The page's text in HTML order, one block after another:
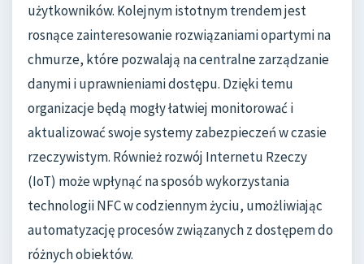
użytkowników. Kolejnym istotnym trendem jest
rosnące zainteresowanie rozwiązaniami opartymi na
chmurze, które pozwalają na centralne zarządzanie
danymi i uprawnieniami dostępu. Dzięki temu
organizacje będą mogły łatwiej monitorować i
aktualizować swoje systemy zabezpieczeń w czasie
rzeczywistym. Również rozwój Internetu Rzeczy
(IoT) może wpłynąć na sposób wykorzystania
technologii NFC w codziennym życiu, umożliwiając
automatyzację procesów związanych z dostępem do
różnych obiektów.